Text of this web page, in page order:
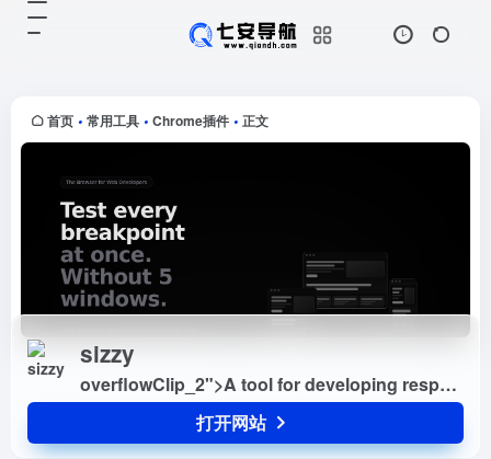
首页 • 常用工具 • Chrome插件 • 正文
sizzy
overflowClip_2">A tool for developing responsive websites crazy-fast
打开网站
crazy-fast